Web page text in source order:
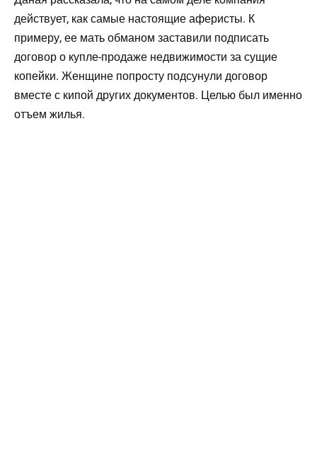
действует, как самые настоящие аферисты. К
примеру, ее мать обманом заставили подписать
договор о купле-продаже недвижимости за сущие
копейки. Женщине попросту подсунули договор
вместе с кипой других документов. Целью был именно
отъем жилья.